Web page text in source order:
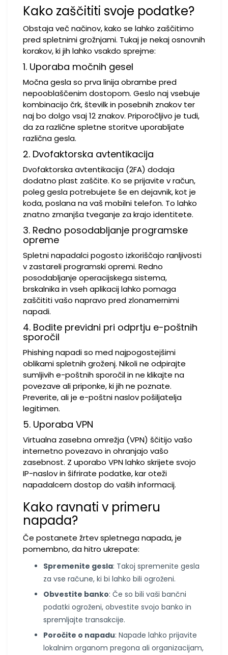
Kako zaščititi svoje podatke?
Obstaja več načinov, kako se lahko zaščitimo
pred spletnimi grožnjami. Tukaj je nekaj osnovnih
korakov, ki jih lahko vsakdo sprejme:
1. Uporaba močnih gesel
Močna gesla so prva linija obrambe pred
nepooblaščenim dostopom. Geslo naj vsebuje
kombinacijo črk, številk in posebnih znakov ter
naj bo dolgo vsaj 12 znakov. Priporočljivo je tudi,
da za različne spletne storitve uporabljate
različna gesla.
2. Dvofaktorska avtentikacija
Dvofaktorska avtentikacija (2FA) dodaja
dodatno plast zaščite. Ko se prijavite v račun,
poleg gesla potrebujete še en dejavnik, kot je
koda, poslana na vaš mobilni telefon. To lahko
znatno zmanjša tveganje za krajo identitete.
3. Redno posodabljanje programske
opreme
Spletni napadalci pogosto izkoriščajo ranljivosti
v zastareli programski opremi. Redno
posodabljanje operacijskega sistema,
brskalnika in vseh aplikacij lahko pomaga
zaščititi vašo napravo pred zlonamernimi
napadi.
4. Bodite previdni pri odprtju e-poštnih
sporočil
Phishing napadi so med najpogostejšimi
oblikami spletnih groženj. Nikoli ne odpirajte
sumljivih e-poštnih sporočil in ne klikajte na
povezave ali priponke, ki jih ne poznate.
Preverite, ali je e-poštni naslov pošiljatelja
legitimen.
5. Uporaba VPN
Virtualna zasebna omrežja (VPN) ščitijo vašo
internetno povezavo in ohranjajo vašo
zasebnost. Z uporabo VPN lahko skrijete svojo
IP-naslov in šifrirate podatke, kar oteži
napadalcem dostop do vaših informacij.
Kako ravnati v primeru
napada?
Če postanete žrtev spletnega napada, je
pomembno, da hitro ukrepate:
Spremenite gesla: Takoj spremenite gesla
za vse račune, ki bi lahko bili ogroženi.
Obvestite banko: Če so bili vaši bančni
podatki ogroženi, obvestite svojo banko in
spremljajte transakcije.
Poročite o napadu: Napade lahko prijavite
lokalnim organom pregona ali organizacijam,